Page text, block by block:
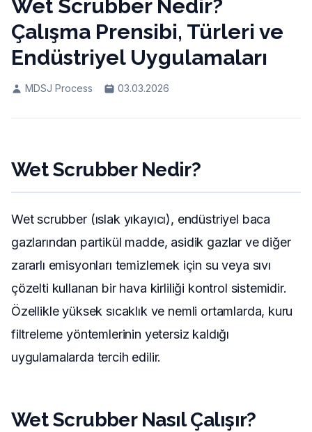
Wet Scrubber Nedir?
Çalışma Prensibi, Türleri ve
Endüstriyel Uygulamaları
MDSJ Process 03.03.2026
Wet Scrubber Nedir?
Wet scrubber (ıslak yıkayıcı), endüstriyel baca
gazlarından partikül madde, asidik gazlar ve diğer
zararlı emisyonları temizlemek için su veya sıvı
çözelti kullanan bir hava kirliliği kontrol sistemidir.
Özellikle yüksek sıcaklık ve nemli ortamlarda, kuru
filtreleme yöntemlerinin yetersiz kaldığı
uygulamalarda tercih edilir.
Wet Scrubber Nasıl Çalışır?